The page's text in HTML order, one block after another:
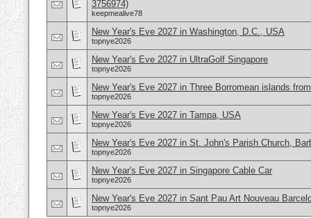
3756974)
keepmealive78
New Year's Eve 2027 in Washington, D.C., USA
topnye2026
New Year's Eve 2027 in UltraGolf Singapore
topnye2026
New Year's Eve 2027 in Three Borromean islands
topnye2026
New Year's Eve 2027 in Tampa, USA
topnye2026
New Year's Eve 2027 in St. John's Parish Church,
topnye2026
New Year's Eve 2027 in Singapore Cable Car
topnye2026
New Year's Eve 2027 in Sant Pau Art Nouveau
topnye2026